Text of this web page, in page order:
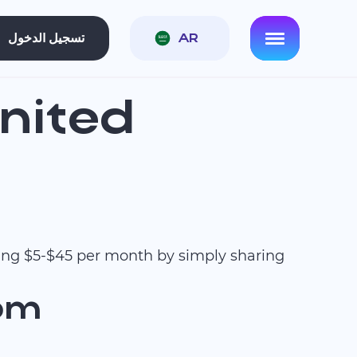
تسجيل الدخول AR
$5-$45 per month by simply sharing